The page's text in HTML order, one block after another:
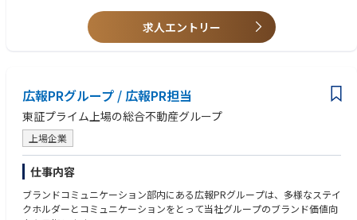
事業部サイドとの兼任 1名
・ビジネス/IT/エンタメ系メディアの記者ネットワーク
・無形商材/BtoB領域でのPR経験
求人エントリー
広報PRグループ / 広報PR担当
東証プライム上場の総合不動産グループ
上場企業
仕事内容
ブランドコミュニケーション部内にある広報PRグループは、多様なステイ
クホルダーとコミュニケーションをとって当社グループのブランド価値向